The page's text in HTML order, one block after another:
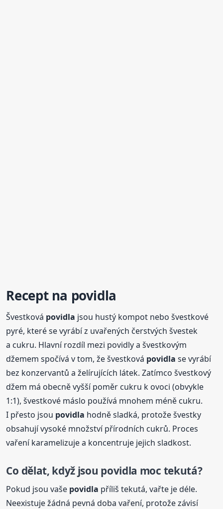
Recept na povidla
Švestková povidla jsou hustý kompot nebo švestkové
pyré, které se vyrábí z uvařených čerstvých švestek
a cukru. Hlavní rozdíl mezi povidly a švestkovým
džemem spočívá v tom, že švestková povidla se vyrábí
bez konzervantů a želírujících látek. Zatímco švestkový
džem má obecně vyšší poměr cukru k ovoci (obvykle
1:1), švestkové máslo používá mnohem méně cukru.
I přesto jsou povidla hodně sladká, protože švestky
obsahují vysoké množství přírodních cukrů. Proces
vaření karamelizuje a koncentruje jejich sladkost.
Co dělat, když jsou povidla moc tekutá?
Pokud jsou vaše povidla příliš tekutá, vařte je déle.
Neexistuje žádná pevná doba vaření, protože závisí